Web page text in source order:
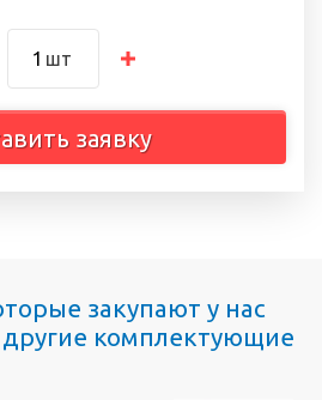
шт
заявку
закупают у нас
комплектующие